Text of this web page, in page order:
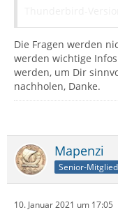
Thunderbird-
Wurde gerade auf
(alte und neue
Betriebssystem +
Kontenart (POP /
Postfach-Anbieter
Eingesetzte
Die Fragen werden
werden wichtige
werden, um Dir
nachholen, Danke.
Mapenzi
Senior-Mitglied
10. Januar 2021 um 17:05